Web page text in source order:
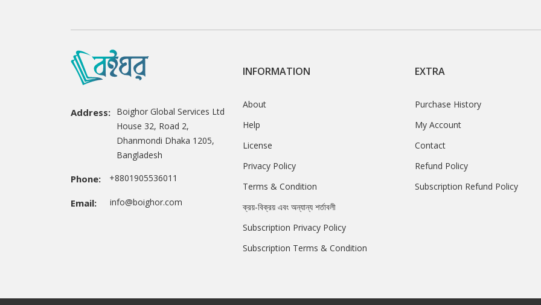
Address: Boighor Global Services Ltd
House 32, Road 2,
Dhanmondi Dhaka 1205,
Bangladesh
Phone: +8801905536011
Email: info@boighor.com
INFORMATION
About
Help
License
Privacy Policy
Terms & Condition
ক্রয়-বিক্রয় এবং অন্যান্য শর্তাবলী
Subscription Privacy Policy
Subscription Terms & Condition
EXTRA
Purchase History
My Account
Contact
Refund Policy
Subscription Refund Policy